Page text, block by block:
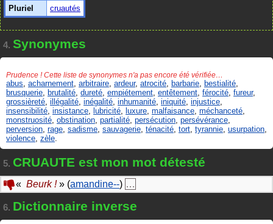
Pluriel
cruautés
4. Synonymes
Prudence ! Cette liste de synonymes n'a pas encore été vérifiée…
abus acharnement arbitraire ardeur, atrocité barbarie bestialité
brusquerie brutalité dureté empiétement entêtement férocité fureur,
grossièreté illégalité inégalité inhumanité iniquité injustice
insensibilité insistance lubricité luxure malfaisance méchanceté
monstruosité obstination partialité persécution persévérance
perversion rage sadisme sauvagerie ténacité tort tyrannie usurpation
violence zèle
5. CRUAUTE est mon mot détesté
« Beurk !» (amandine--) …
6. Dictionnaire inverse